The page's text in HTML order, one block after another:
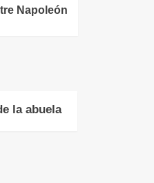
Napoleón
la abuela